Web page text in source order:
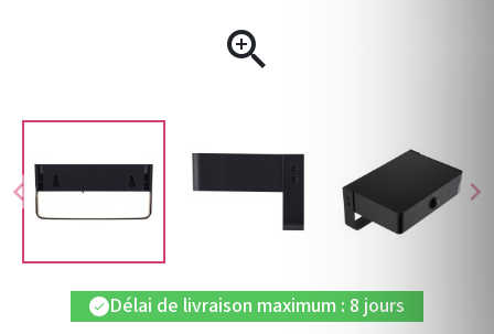
chevron_left chevron_right

check Délai de livraison maximum : 8 jours